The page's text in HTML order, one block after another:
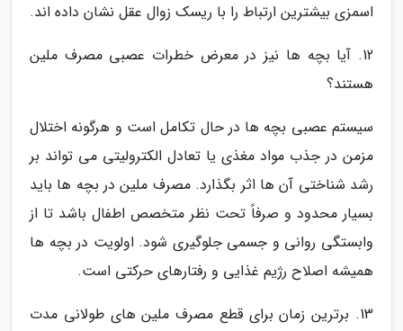
اسمزی بیشترین ارتباط را با ریسک زوال عقل نشان داده اند.
12. آیا بچه ها نیز در معرض خطرات عصبی مصرف ملین
هستند؟
سیستم عصبی بچه ها در حال تکامل است و هرگونه اختلال
مزمن در جذب مواد مغذی یا تعادل الکترولیتی می تواند بر
رشد شناختی آن ها اثر بگذارد. مصرف ملین در بچه ها باید
بسیار محدود و صرفاً تحت نظر متخصص اطفال باشد تا از
وابستگی روانی و جسمی جلوگیری شود. اولویت در بچه ها
همیشه اصلاح رژیم غذایی و رفتارهای حرکتی است.
13. برترین زمان برای قطع مصرف ملین های طولانی مدت